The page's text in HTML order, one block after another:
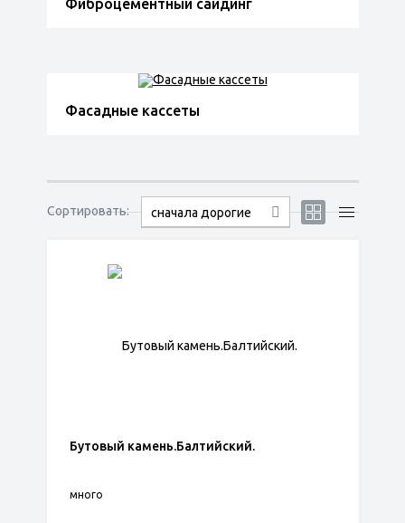
Фиброцементный сайдинг
Фасадные кассеты
Сортировать: сначала дорогие
Бутовый камень.Балтийский.
много